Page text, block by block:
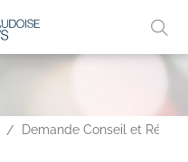
Demande Conseil et